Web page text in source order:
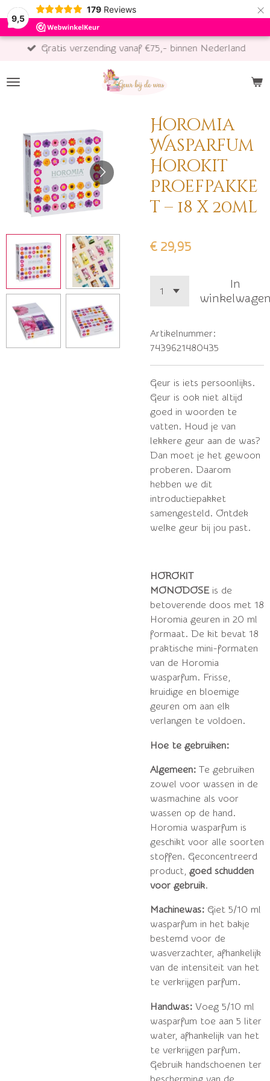
9,5
179 Reviews ×
Gratis verzending vanaf €75,- binnen Nederland
Horomia
Wasparfum
Horokit
Proefpakke
t – 18 x 20ml
€ 29,95
In
Artikelnummer:
7439621480435
Geur is iets persoonlijks.
Geur is ook niet altijd
goed in woorden te
vatten. Houd je van
lekkere geur aan de was?
Dan moet je het gewoon
proberen. Daarom
hebben we dit
introductiepakket
samengesteld. Ontdek
welke geur bij jou past.
HOROKIT
MONODOSE is de
betoverende doos met 18
Horomia geuren in 20 ml
formaat. De kit bevat 18
praktische mini-formaten
van de Horomia
wasparfum. Frisse,
kruidige en bloemige
geuren om aan elk
verlangen te voldoen.
Hoe te gebruiken:
Algemeen: Te gebruiken
zowel voor wassen in de
wasmachine als voor
wassen op de hand.
Horomia wasparfum is
geschikt voor alle soorten
stoffen. Geconcentreerd
product, goed schudden
voor gebruik.
Machinewas: Giet 5/10 ml
wasparfum in het bakje
bestemd voor de
wasverzachter, afhankelijk
van de intensiteit van het
te verkrijgen parfum.
Handwas: Voeg 5/10 ml
wasparfum toe aan 5 liter
water, afhankelijk van het
te verkrijgen parfum.
Gebruik handschoenen ter
bescherming van de